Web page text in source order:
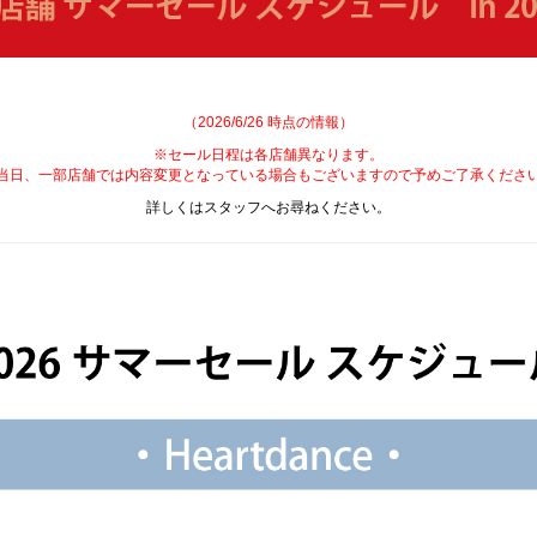
（2026/6/26 時点の情報）
※セール日程は各店舗異なります。
日、一部店舗では内容変更となっている場合もございますので予めご了承くださ
詳しくはスタッフへお尋ねください。